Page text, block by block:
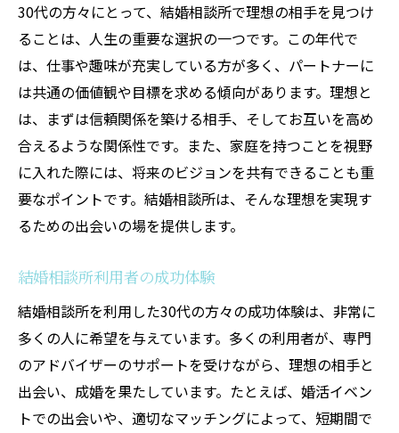
選び方で変わる成婚の可能性
30代の方々にとって、結婚相談所で理想の相手を見つけ
ることは、人生の重要な選択の一つです。この年代で
は、仕事や趣味が充実している方が多く、パートナーに
は共通の価値観や目標を求める傾向があります。理想と
は、まずは信頼関係を築ける相手、そしてお互いを高め
合えるような関係性です。また、家庭を持つことを視野
に入れた際には、将来のビジョンを共有できることも重
要なポイントです。結婚相談所は、そんな理想を実現す
るための出会いの場を提供します。
結婚相談所利用者の成功体験
結婚相談所を利用した30代の方々の成功体験は、非常に
多くの人に希望を与えています。多くの利用者が、専門
のアドバイザーのサポートを受けながら、理想の相手と
出会い、成婚を果たしています。たとえば、婚活イベン
トでの出会いや、適切なマッチングによって、短期間で